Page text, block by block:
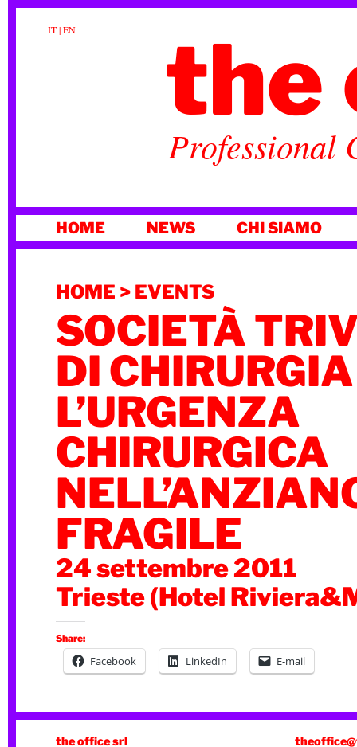
IT|EN the
Professional
AL
HOME NEWS CHI SIAMO
HOME > EVENTS
SOCIETÀ
DI
L’URGENZA
CHIRURGICA
FRAGILE
24 settembre 2011
Trieste (Hotel
Share:
Facebook LinkedIn E-mail
the office srl